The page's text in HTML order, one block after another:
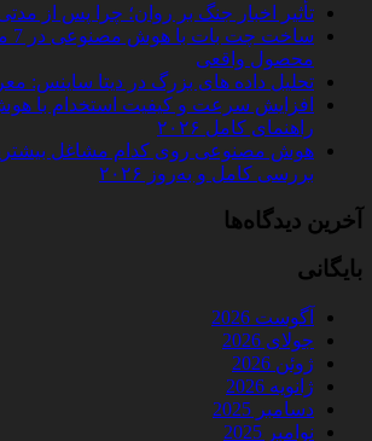
تأثیر اخبار جنگ بر روان؛ چرا پس از
محصول واقعی
تحلیل داده‌ های بزرگ در دیتا ساینس: معرفی 5
افزایش سرعت و کیفیت استخدام با
راهنمای کامل ۲۰۲۶
هوش مصنوعی روی کدام مشاغل بیشترین
بررسی کامل و به‌روز ۲۰۲۶
آخرین دیدگاه‌ها
بایگانی
آگوست 2026
جولای 2026
ژوئن 2026
ژانویه 2026
دسامبر 2025
نوامبر 2025